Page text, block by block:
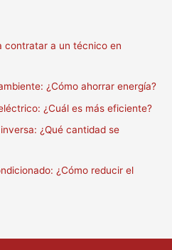
contratar a un técnico en
¿Cómo ahorrar energía?
¿Cuál es más eficiente?
¿Qué cantidad se
¿Cómo reducir el